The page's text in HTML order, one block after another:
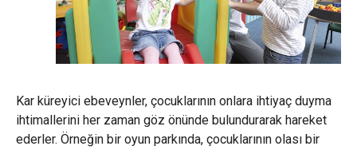
Kar küreyici ebeveynler, çocuklarının onlara ihtiyaç duyma
ihtimallerini her zaman göz önünde bulundurarak hareket
ederler. Örneğin bir oyun parkında, çocuklarının olası bir